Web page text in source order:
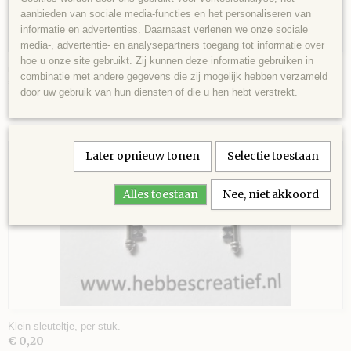
miniatuur brocante- look schaartje
€ 1,00
Klein sleuteltje, per stuk.
€ 0,20
aanbieden van sociale media-functies en het personaliseren van
informatie en advertenties. Daarnaast verlenen we onze sociale
media-, advertentie- en analysepartners toegang tot informatie over
hoe u onze site gebruikt. Zij kunnen deze informatie gebruiken in
combinatie met andere gegevens die zij mogelijk hebben verzameld
door uw gebruik van hun diensten of die u hen hebt verstrekt.
Later opnieuw tonen Selectie toestaan
Alles toestaan Nee, niet akkoord